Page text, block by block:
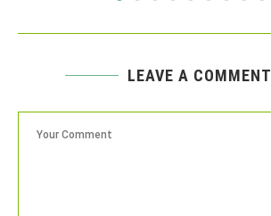
LEAVE A COMMENT